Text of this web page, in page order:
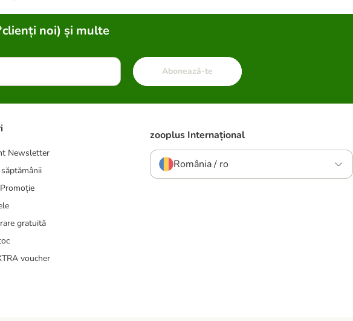
noi) și multe
Abonează-te
Newsletter
gratuită
voucher
zooplus Internațional
România / ro